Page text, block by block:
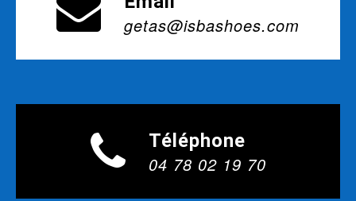
getas@isbashoes.com
Téléphone
04 78 02 19 70